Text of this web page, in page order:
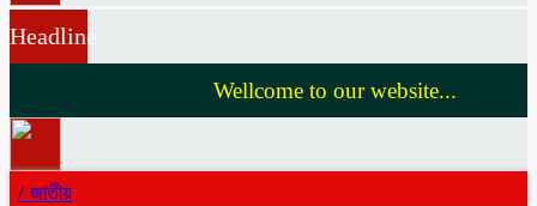
Headline
Wellcome to our website...
/ জাতীয়